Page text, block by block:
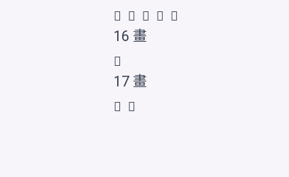
𤯻 𤯼 𤯾 𤯿 𱰛
16 畫
𤰀
17 畫
𤰂 𤰁